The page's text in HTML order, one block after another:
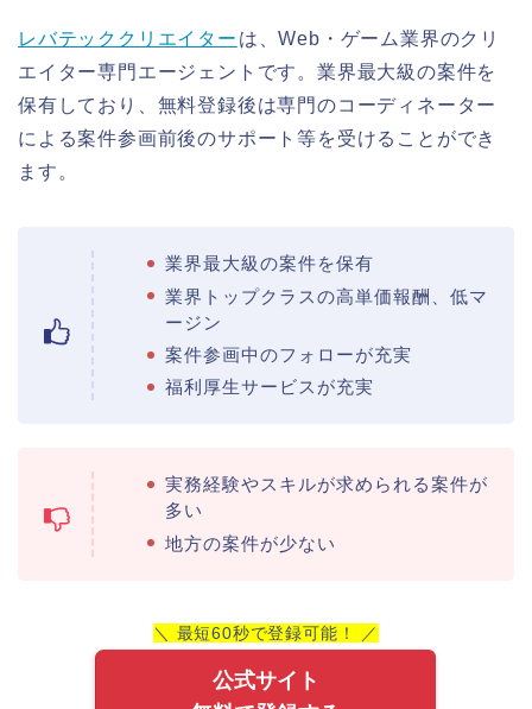
レバテッククリエイター は、Web・ゲーム業界のクリ
エイター専門エージェントです。業界最大級の案件を
保有しており、無料登録後は専門のコーディネーター
による案件参画前後のサポート等を受けることができ
ます。
業界最大級の案件を保有
業界トップクラスの高単価報酬、低マ
ージン
案件参画中のフォローが充実
福利厚生サービスが充実
実務経験やスキルが求められる案件が
多い
地方の案件が少ない
＼ 最短60秒で登録可能！ ／
公式サイト